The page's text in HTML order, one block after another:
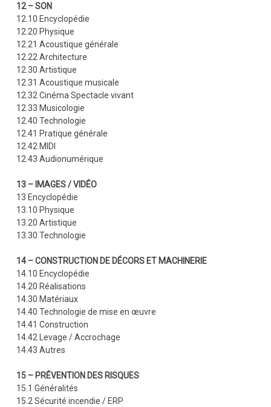
12 – SON
12.10 Encyclopédie
12.20 Physique
12.21 Acoustique générale
12.22 Architecture
12.30 Artistique
12.31 Acoustique musicale
12.32 Cinéma Spectacle vivant
12.33 Musicologie
12.40 Technologie
12.41 Pratique générale
12.42 MIDI
12.43 Audionumérique
13 – IMAGES / VIDÉO
13 Encyclopédie
13.10 Physique
13.20 Artistique
13.30 Technologie
14 – CONSTRUCTION DE DÉCORS ET MACHINERIE
14.10 Encyclopédie
14.20 Réalisations
14.30 Matériaux
14.40 Technologie de mise en œuvre
14.41 Construction
14.42 Levage / Accrochage
14.43 Autres
15 – PRÉVENTION DES RISQUES
15.1 Généralités
15.2 Sécurité incendie / ERP